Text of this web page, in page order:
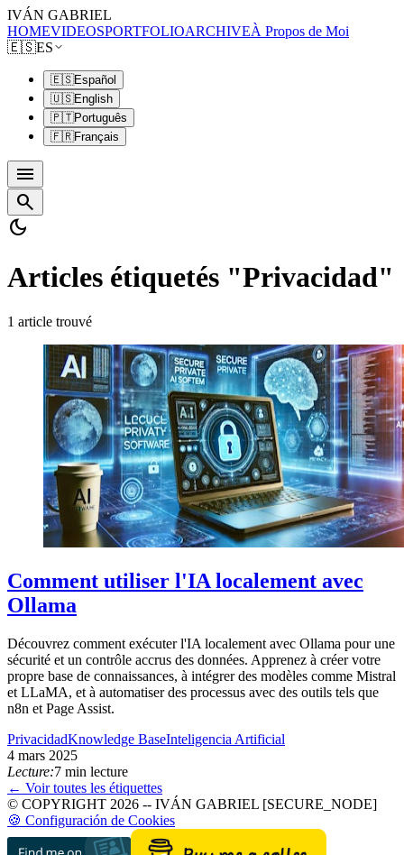
IVÁN GABRIEL
HOMEVIDEOSPORTFOLIOARCHIVEÀ Propos de Moi
🇪🇸ES
🇪🇸Español
🇺🇸English
🇵🇹Português
🇫🇷Français
menu
search
dark_mode
Articles étiquetés "Privacidad"
1 article trouvé
Comment utiliser l'IA localement avec
Ollama
Découvrez comment exécuter l'IA localement avec Ollama pour une
sécurité et un contrôle accrus des données. Apprenez à créer votre
propre base de connaissances, à intégrer des modèles comme Mistral
et LLaMA, et à automatiser des processus avec des outils tels que
n8n et Page Assist.
PrivacidadKnowledge BaseInteligencia Artificial
4 mars 2025
Lecture:7 min lecture
← Voir toutes les étiquettes
© COPYRIGHT 2026 -- IVÁN GABRIEL [SECURE_NODE]
🍪 Configuración de Cookies